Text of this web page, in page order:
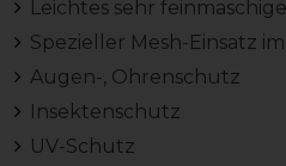
Leichtes sehr
Spezieller Mesh-Einsatz
Augen-, Ohrenschutz
Insektenschutz
UV-Schutz